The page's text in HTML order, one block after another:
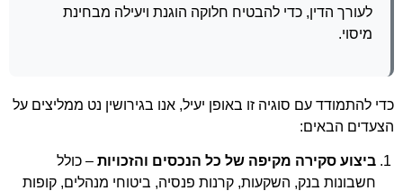
לעורך הדין, כדי להבטיח חלוקה הוגנת ויעילה מבחינת
מיסוי.
כדי להתמודד עם סוגיה זו באופן יעיל, אנו בגירושין נט ממליצים על
הצעדים הבאים:
ביצוע סקירה מקיפה של כל הנכסים והזכויות – כולל
חשבונות בנק, השקעות, קרנות פנסיה, ביטוחי מנהלים, קופות